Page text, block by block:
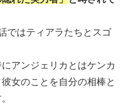
ではティアラたちとスゴ
アンジェリカとはケンカ
女のことを自分の相棒と